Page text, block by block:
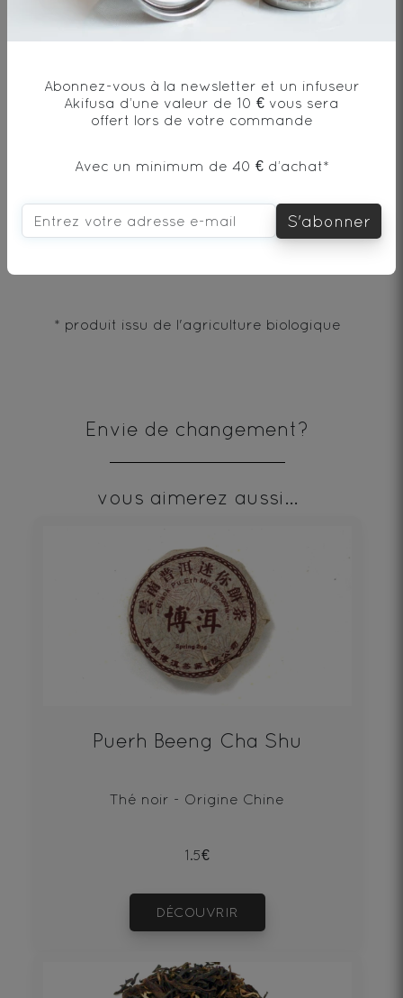
A déguster en accompagnement d'un
poisson en sauce ou au citron
Thé vert* - Origine Chine
* produit issu de l'agriculture biologique
Envie de changement?
vous aimerez aussi...
Puerh Beeng Cha Shu
Thé noir - Origine Chine
1.5€
DÉCOUVRIR
Abonnez-vous à la newsletter et un infuseur
Akifusa d’une valeur de 10 € vous sera
offert lors de votre commande
Avec un minimum de 40 € d’achat*
S'abonner